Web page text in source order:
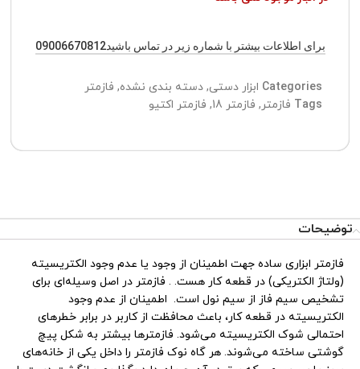
برای اطلاعات بیشتر با شماره زیر در تماس باشید09006670812
Categories ابزار دستی, دسته بندی نشده, فازمتر
Tags فازمتر, فازمتر 18 , فازمتر اکتیو
توضیحات
فازمتر ابزاری ساده جهت اطمینان از وجود یا عدم وجود الکتریسیته
(ولتاژ الکتریکی) در قطعه کار هست. . فازمتر در اصل وسیله‌ای برای
تشخیص سیم فاز از سیم نول است. اطمینان از عدم وجود
الکتریسیته در قطعه کار، باعث محافظت از کاربر در برابر خطرهای
احتمالی شوک الکتریسیته می‌شود. فازمترها بیشتر به شکل پیچ
گوشتی ساخته می‌شوند. هر گاه نوک فازمتر را داخل یکی از خانه‌های